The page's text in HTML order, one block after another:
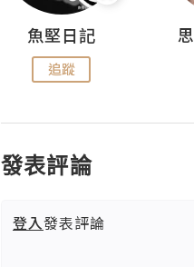
魚堅日記
追蹤
發表評論
登入發表評論